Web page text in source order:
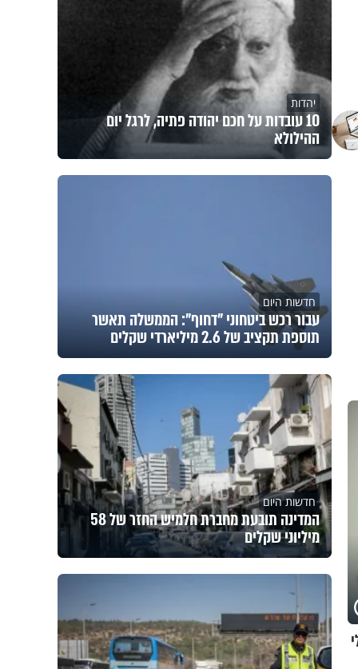
יהדות
10 עובדות על חכם יהודה פתיה, לרגל יום
ההילולא
חדשות היום
עבור רכש ביטחוני "דחוף": הממשלה תאשר
תוספת תקציב של 2.6 מיליארדי שקלים
חדשות היום
המדינה תובעת מחברת חלמיש החזר של 58
מיליוני שקלים